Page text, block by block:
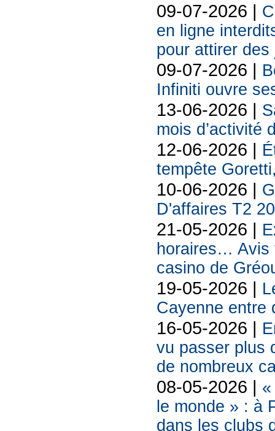
09-07-2026 |
en ligne
pour attirer des
09-07-2026 |
Infiniti ouvre
13-06-2026 |
mois d’activité
12-06-2026 |
tempête
10-06-2026 |
D'affaires T2
21-05-2026 |
horaires… Avis
casino de
19-05-2026 |
Cayenne entre
16-05-2026 |
vu passer plus
de nombreux
08-05-2026 |
le monde » : à
dans les clubs